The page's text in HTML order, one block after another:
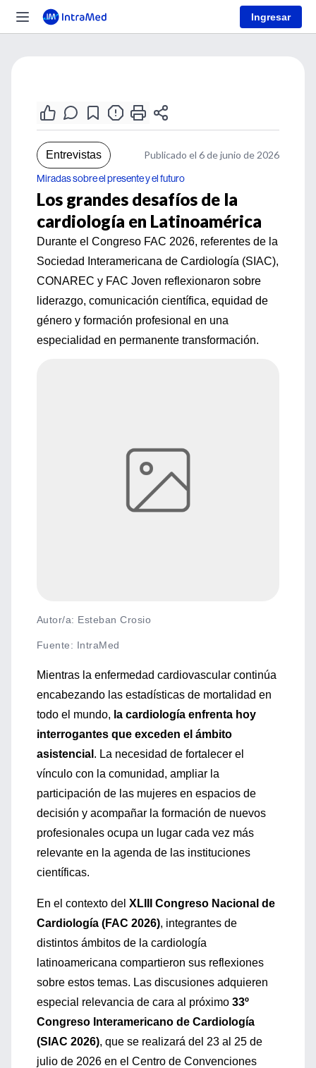
Ingresar
Entrevistas Publicado el 6 de junio de 2026
Miradas sobre el presente y el futuro
Los grandes desafíos de la
cardiología en Latinoamérica
Durante el Congreso FAC 2026, referentes de la
Sociedad Interamericana de Cardiología (SIAC),
CONAREC y FAC Joven reflexionaron sobre
liderazgo, comunicación científica, equidad de
género y formación profesional en una
especialidad en permanente transformación.
Autor/a: Esteban Crosio
Fuente: IntraMed
Mientras la enfermedad cardiovascular continúa
encabezando las estadísticas de mortalidad en
todo el mundo, la cardiología enfrenta hoy
interrogantes que exceden el ámbito
asistencial . La necesidad de fortalecer el
vínculo con la comunidad, ampliar la
participación de las mujeres en espacios de
decisión y acompañar la formación de nuevos
profesionales ocupa un lugar cada vez más
relevante en la agenda de las instituciones
científicas.
En el contexto del XLIII
Congreso Nacional de
Cardiología (FAC 2026), integrantes de
distintos ámbitos de la cardiología
latinoamericana compartieron sus reflexiones
sobre estos temas. Las discusiones adquieren
especial relevancia de cara al próximo 33º
Congreso Interamericano de Cardiología
(SIAC 2026), que se realizará del 23 al 25 de
julio de 2026 en el Centro de Convenciones